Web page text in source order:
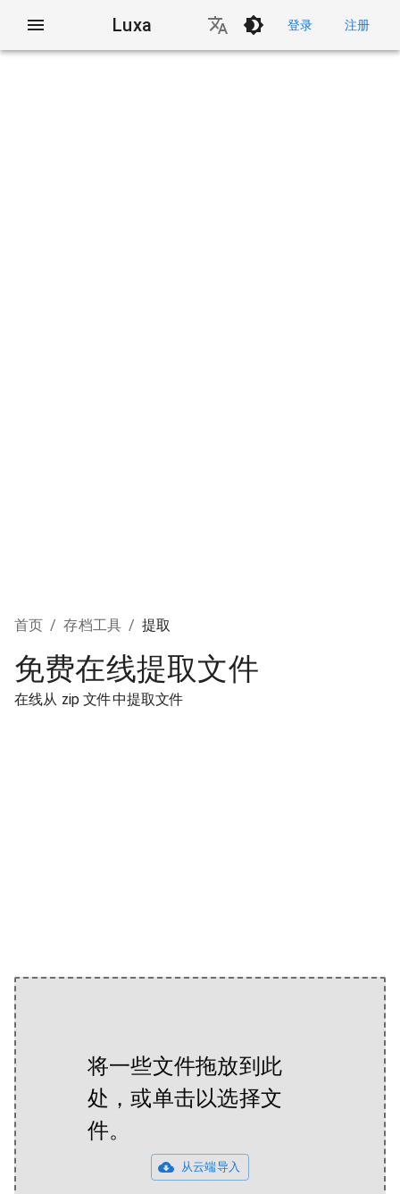
Luxa 登录 注册
首页 / 存档工具 / 提取
免费在线提取文件
在线从 zip 文件中提取文件
将一些文件拖放到此
处，或单击以选择文
件。
从云端导入